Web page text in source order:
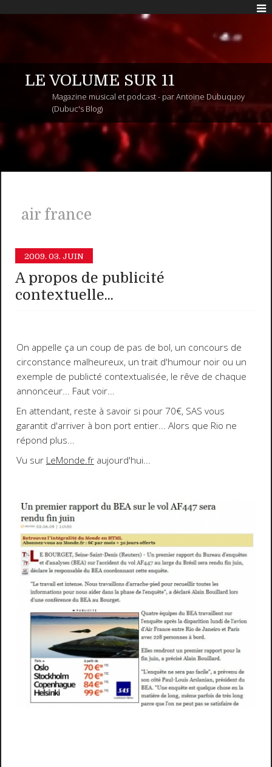
LE VOLUME SUR 11
Magazine musical et podcast - par Antoine Dubuquoy
(Dubuc's Blog)
air france
2009. 03. JUIN
A propos de publicité
contextuelle...
On appelle ça un coup de pas de bol, un concours de
circonstance malheureux, un trait d'humour noir ou un
exemple de publicté contextualisée, le rêve de chaque
annonceur... Faut voir...
En attendant, reste à savoir si pour 70€, SAS vous
garantit d'arriver à bon port entier... Alors que Rio ne
répond plus...
Vu sur LeMonde.fraujourd'hui...